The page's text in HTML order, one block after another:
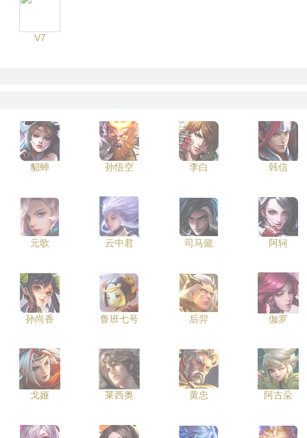
V7
貂蝉 孙悟空 李白 韩信
元歌 云中君 司马懿 阿轲
孙尚香 鲁班七号 后羿 伽罗
戈娅 莱西奥 黄忠 阿古朵